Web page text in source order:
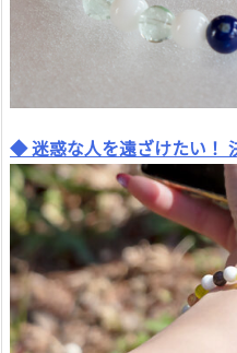
◆ 迷惑な人を遠ざけたい！